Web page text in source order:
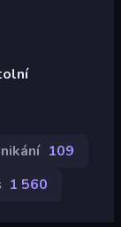
109
1 560